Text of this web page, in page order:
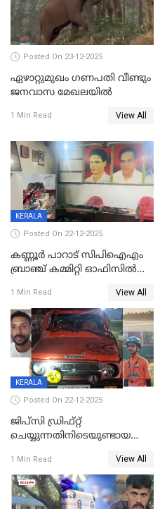
Posted On 23-12-2025
ഏഴാറ്റുമുഖം ഗണപതി വീണ്ടും
ജനവാസ മേഖലയിൽ
1 Min Read View All
KERALA
Posted On 22-12-2025
കണ്ണൂർ പാറാട് സിപിഐഎം
ബ്രാഞ്ച് കമ്മിറ്റി ഓഫിസിൽ
ചിത്രങ്ങളടക്കം കത്തിയ
നിലയിൽ
1 Min Read View All
KERALA
Posted On 22-12-2025
ജിപ്സി ഡ്രിഫ്റ്റ്
ചെയ്യുന്നതിനിടെയുണ്ടായ
ദാരുണാന്ത്യം; ജീപ്സി
ഓടിച്ചയാൾ അറസ്റ്റിൽ.
1 Min Read View All